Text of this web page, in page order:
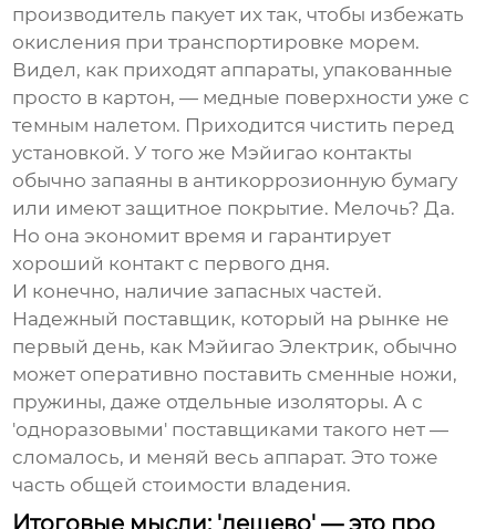
производитель пакует их так, чтобы избежать
окисления при транспортировке морем.
Видел, как приходят аппараты, упакованные
просто в картон, — медные поверхности уже с
темным налетом. Приходится чистить перед
установкой. У того же Мэйигао контакты
обычно запаяны в антикоррозионную бумагу
или имеют защитное покрытие. Мелочь? Да.
Но она экономит время и гарантирует
хороший контакт с первого дня.
И конечно, наличие запасных частей.
Надежный поставщик, который на рынке не
первый день, как Мэйигао Электрик, обычно
может оперативно поставить сменные ножи,
пружины, даже отдельные изоляторы. А с
'одноразовыми' поставщиками такого нет —
сломалось, и меняй весь аппарат. Это тоже
часть общей стоимости владения.
Итоговые мысли: 'дешево' — это про